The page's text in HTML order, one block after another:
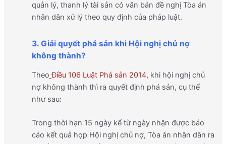
quản lý, thanh lý tài sản có văn bản đề nghị Tòa án
nhân dân xử lý theo quy định của pháp luật.
3. Giải quyết phá sản khi Hội nghị chủ nợ
không thành?
Theo Điều 106 Luật Phá sản 2014, khi hội nghị chủ
nợ không thành thì ra quyết định phá sản, cụ thể
như sau:
Trong thời hạn 15 ngày kể từ ngày nhận được báo
cáo kết quả họp Hội nghị chủ nợ, Tòa án nhân dân ra